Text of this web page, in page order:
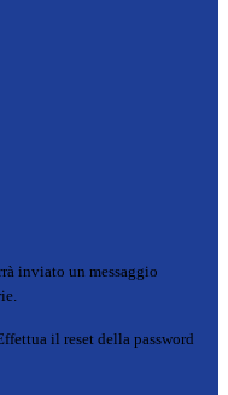
inviato un messaggio
il reset della password